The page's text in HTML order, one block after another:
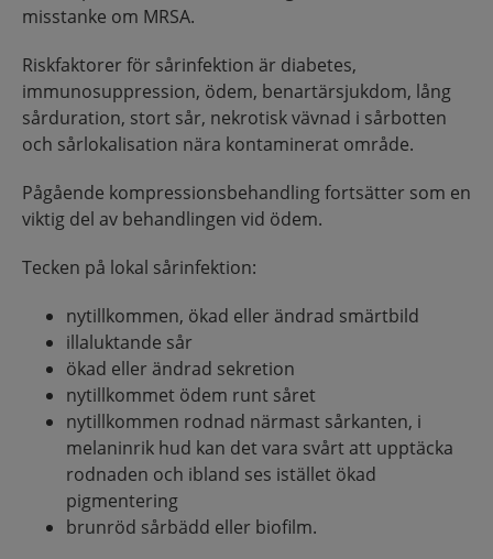
misstanke om MRSA.
Riskfaktorer för sårinfektion är diabetes,
immunosuppression, ödem, benartärsjukdom, lång
sårduration, stort sår, nekrotisk vävnad i sårbotten
och sårlokalisation nära kontaminerat område.
Pågående kompressionsbehandling fortsätter som en
viktig del av behandlingen vid ödem.
Tecken på lokal sårinfektion:
nytillkommen, ökad eller ändrad smärtbild
illaluktande sår
ökad eller ändrad sekretion
nytillkommet ödem runt såret
nytillkommen rodnad närmast sårkanten, i
melaninrik hud kan det vara svårt att upptäcka
rodnaden och ibland ses istället ökad
pigmentering
brunröd sårbädd eller biofilm.